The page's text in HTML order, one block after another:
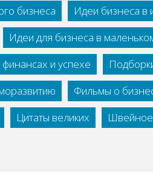
бизнеса
Идеи бизнеса в
Идеи для бизнеса в
и успехе
Фильмы о
Цитаты великих